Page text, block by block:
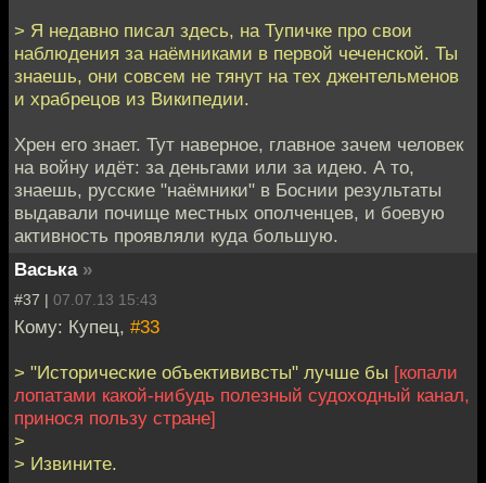
> Я недавно писал здесь, на Тупичке про свои
наблюдения за наёмниками в первой чеченской. Ты
знаешь, они совсем не тянут на тех джентельменов
и храбрецов из Википедии.
Хрен его знает. Тут наверное, главное зачем человек
на войну идёт: за деньгами или за идею. А то,
знаешь, русские "наёмники" в Боснии результаты
выдавали почище местных ополченцев, и боевую
активность проявляли куда большую.
Васька »
#37 | 07.07.13 15:43
Кому: Купец, #33
> "Исторические объектививсты" лучше бы [копали
лопатами какой-нибудь полезный судоходный канал,
принося пользу стране]
>
> Извините.